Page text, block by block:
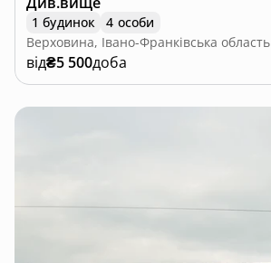
1 будинок
4 особи
Верховина, Івано-Франківська область
від₴5 500доба